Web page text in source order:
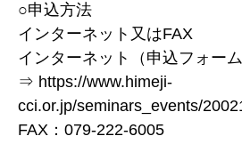
○申込方法
インターネット又はFAX
インターネット（申込フォーム
⇒ https://www.himeji-
cci.or.jp/seminars_events/
FAX：079-222-6005